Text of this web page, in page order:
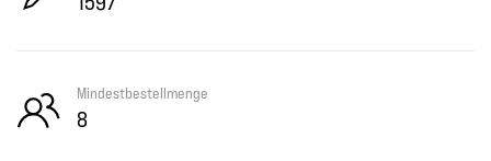
Mindestbestellmenge
8